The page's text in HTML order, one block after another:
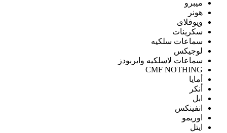
ميبرو
هونر
ويوفلاى
سكرينات
سماعات سلكيه
لوجيكس
سماعات لاسلكيه وايربودز
CMF NOTHING
أمايا
أنكر
ابل
انفينكس
اوريمو
ايتل